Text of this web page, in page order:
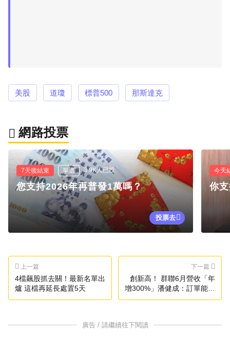
美股 道瓊 標普500 那斯達克
網路投票
7天後結束 單選 3.9K人已投
您支持2026年再普發1萬嗎？
投票去
今天
你
上一篇
4檔飆股抓去關！最新名單出
爐 這檔再延長處置5天
下一篇
創新高！ 群聯6月營收「年
增300%」潘健成：訂單能見
度看到2027
廣告 / 請繼續往下閱讀